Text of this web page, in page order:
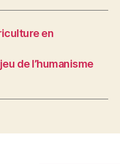
en
de l’humanisme